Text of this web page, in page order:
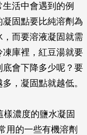
活中會遇到的例
固點要比純溶劑為
而要溶液凝固就需
庫裡，紅豆湯就要
底會下降多少呢？要
，凝固點就越低。
濃度的鹽水凝固
用的一些有機溶劑